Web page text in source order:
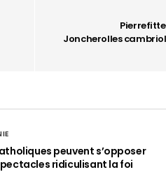
Pierrefitte
Joncherolles
peuvent s’opposer
ridiculisant la foi